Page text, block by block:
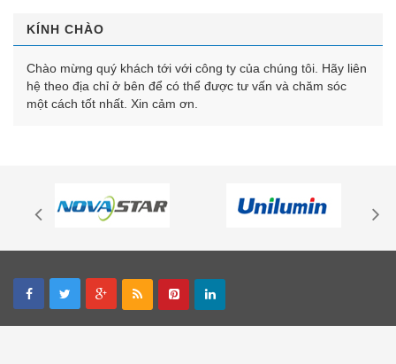
KÍNH CHÀO
Chào mừng quý khách tới với công ty của chúng tôi. Hãy liên
hệ theo địa chỉ ở bên để có thể được tư vấn và chăm sóc
một cách tốt nhất. Xin cảm ơn.